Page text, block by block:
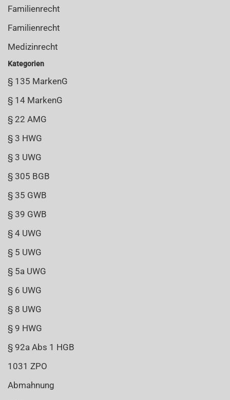
Familienrecht
Familienrecht
Medizinrecht
Kategorien
§ 135 MarkenG
§ 14 MarkenG
§ 22 AMG
§ 3 HWG
§ 3 UWG
§ 305 BGB
§ 35 GWB
§ 39 GWB
§ 4 UWG
§ 5 UWG
§ 5a UWG
§ 6 UWG
§ 8 UWG
§ 9 HWG
§ 92a Abs 1 HGB
1031 ZPO
Abmahnung